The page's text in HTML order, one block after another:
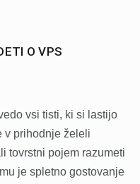
O VPS
vsi tisti, ki si lastijo
v prihodnje želeli
tovrstni pojem razumeti
je spletno gostovanje